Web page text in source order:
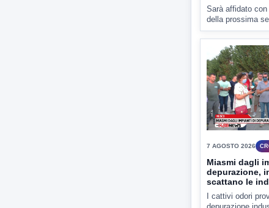
7 AGOSTO 2026
Malore o
l'autopsia a
Adriana
Sarà affidato
della prossima